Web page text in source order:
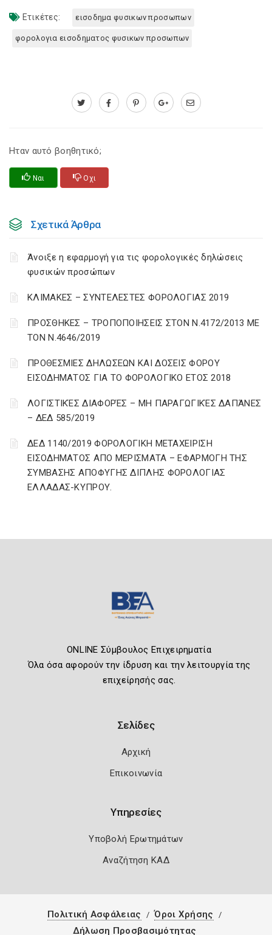
Ετικέτες: εισοδημα φυσικων προσωπων
φορολογια εισοδηματος φυσικων προσωπων
Ηταν αυτό βοηθητικό;
Ναι Οχι
Σχετικά Άρθρα
Άνοιξε η εφαρμογή για τις φορολογικές δηλώσεις
φυσικών προσώπων
ΚΛΙΜΑΚΕΣ – ΣΥΝΤΕΛΕΣΤΕΣ ΦΟΡΟΛΟΓΙΑΣ 2019
ΠΡΟΣΘΗΚΕΣ – ΤΡΟΠΟΠΟΙΗΣΕΙΣ ΣΤΟΝ Ν.4172/2013 ΜΕ
ΤΟΝ Ν.4646/2019
ΠΡΟΘΕΣΜΙΕΣ ΔΗΛΩΣΕΩΝ ΚΑΙ ΔΟΣΕΙΣ ΦΟΡΟΥ
ΕΙΣΟΔΗΜΑΤΟΣ ΓΙΑ ΤΟ ΦΟΡΟΛΟΓΙΚΟ ΕΤΟΣ 2018
ΛΟΓΙΣΤΙΚΈΣ ΔΙΑΦΟΡΈΣ – ΜΗ ΠΑΡΑΓΩΓΙΚΈΣ ΔΑΠΆΝΕΣ
– ΔΕΔ 585/2019
ΔΕΔ 1140/2019 ΦΟΡΟΛΟΓΙΚΗ ΜΕΤΑΧΕΙΡΙΣΗ
ΕΙΣΟΔΗΜΑΤΟΣ ΑΠΟ ΜΕΡΙΣΜΑΤΑ – ΕΦΑΡΜΟΓΗ ΤΗΣ
ΣΥΜΒΑΣΗΣ ΑΠΟΦΥΓΗΣ ΔΙΠΛΗΣ ΦΟΡΟΛΟΓΙΑΣ
ΕΛΛΑΔΑΣ-ΚΥΠΡΟΥ.
ONLINE Σύμβουλος Επιχειρηματία
Όλα όσα αφορούν την ίδρυση και την λειτουργία της
επιχείρησής σας.
Σελίδες
Αρχική
Επικοινωνία
Υπηρεσίες
Υποβολή Ερωτημάτων
Αναζήτηση ΚΑΔ
Πολιτική Ασφάλειας
Όροι Χρήσης
Δήλωση Προσβασιμότητας